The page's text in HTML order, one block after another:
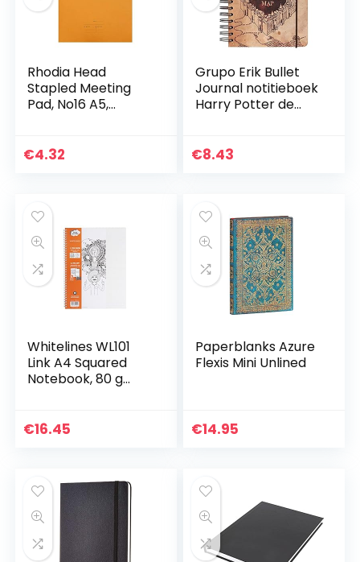
Rhodia Head
Stapled Meeting
Pad, No16 A5,
Pad, Voorgedrukt
€4.32
Grupo Erik Bullet
Journal notitieboek
Harry Potter de
hardcover
€8.43
Whitelines WL101
Link A4 Squared
Notebook, 80 g
€16.45
Paperblanks Azure
Flexis Mini Unlined
€14.95